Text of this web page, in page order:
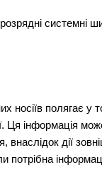
системні
носіїв полягає
Ця інформація
внаслідок дії
потрібна